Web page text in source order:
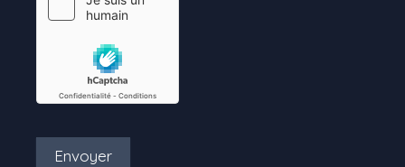
Envoyer